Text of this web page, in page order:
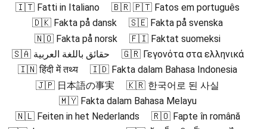
🇮🇹 Fatti in Italiano
🇧🇷 🇵🇹 Fatos em português
🇩🇰 Fakta på dansk
🇸🇪 Fakta på svenska
🇳🇴 Fakta på norsk
🇫🇮 Faktat suomeksi
🇸🇦 حقائق باللغة العربية
🇬🇷 Γεγονότα στα ελληνικά
🇮🇳 हिंदी में तथ्य
🇮🇩 Fakta dalam Bahasa Indonesia
🇯🇵 日本語の事実
🇰🇷 한국어로 된 사실
🇲🇾 Fakta dalam Bahasa Melayu
🇳🇱 Feiten in het Nederlands
🇷🇴 Fapte în română